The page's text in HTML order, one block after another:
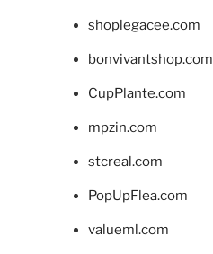
shoplegacee.com
bonvivantshop.com
CupPlante.com
mpzin.com
stcreal.com
PopUpFlea.com
valueml.com